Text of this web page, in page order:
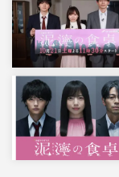
んどん泥濘に沈ん
品の持っているパ
で、エンタメと
読み込んでいき
めまぐるしさと
言葉ではもはや
だと思っていま